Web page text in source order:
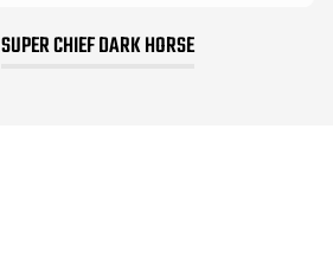
SUPER CHIEF DARK HORSE